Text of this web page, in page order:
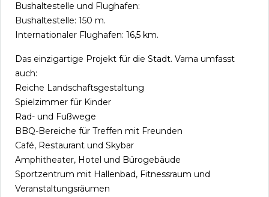
Bushaltestelle und Flughafen:
Bushaltestelle: 150 m.
Internationaler Flughafen: 16,5 km.
Das einzigartige Projekt für die Stadt. Varna umfasst
auch:
Reiche Landschaftsgestaltung
Spielzimmer für Kinder
Rad- und Fußwege
BBQ-Bereiche für Treffen mit Freunden
Café, Restaurant und Skybar
Amphitheater, Hotel und Bürogebäude
Sportzentrum mit Hallenbad, Fitnessraum und
Veranstaltungsräumen